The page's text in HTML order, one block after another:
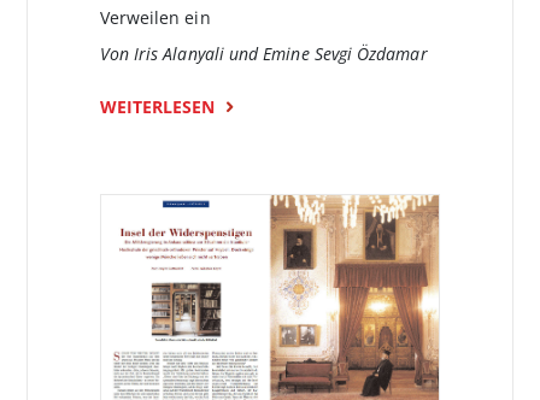
Verweilen ein
Von Iris Alanyali und Emine Sevgi Özdamar
WEITERLESEN